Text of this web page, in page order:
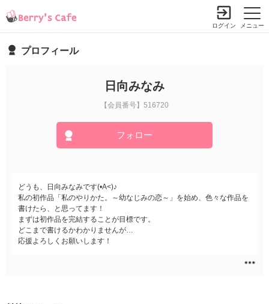
メニュー
ログイン
プロフィール
日向みなみ
【会員番号】516720
フォロー
どうも、日向みなみです(•A<)♪
私の初作品「私のやりかた。～幼なじみの恋～」を始め、色々な作品を
書けたら、と思ってます！
まずは初作品を完結することが目標です。
どこまで書けるかわかりませんが…
応援よろしくお願いします！